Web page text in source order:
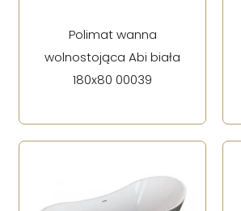
Polimat wanna
wolnostojąca Abi biała
180x80 00039